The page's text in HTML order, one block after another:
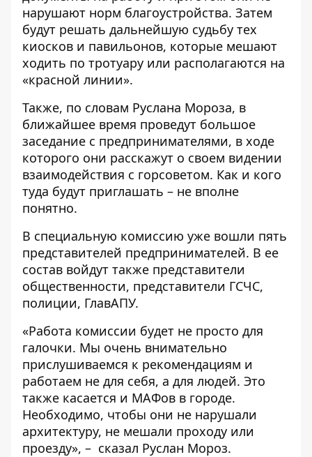
нарушают норм благоустройства. Затем
будут решать дальнейшую судьбу тех
киосков и павильонов, которые мешают
ходить по тротуару или располагаются на
«красной линии».
Также, по словам Руслана Мороза, в
ближайшее время проведут большое
заседание с предпринимателями, в ходе
которого они расскажут о своем видении
взаимодействия с горсоветом. Как и кого
туда будут приглашать – не вполне
понятно.
В специальную комиссию уже вошли пять
представителей предпринимателей. В ее
состав войдут также представители
общественности, представители ГСЧС,
полиции, ГлавАПУ.
«Работа комиссии будет не просто для
галочки. Мы очень внимательно
прислушиваемся к рекомендациям и
работаем не для себя, а для людей. Это
также касается и МАФов в городе.
Необходимо, чтобы они не нарушали
архитектуру, не мешали проходу или
проезду», – сказал Руслан Мороз.